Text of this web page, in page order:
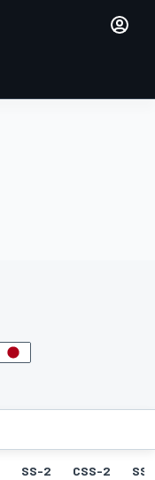
SS-2 CSS-2